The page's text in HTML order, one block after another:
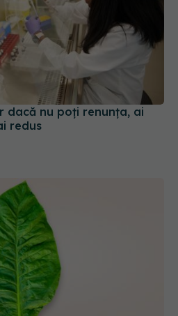
dacă nu poți renunța, ai
redus